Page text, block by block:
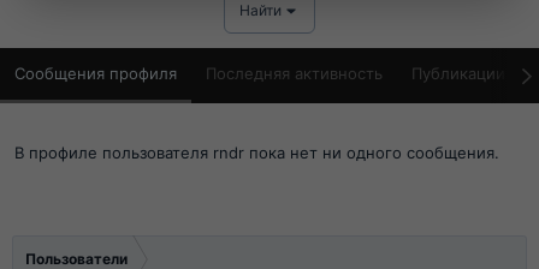
Найти
Сообщения профиля Последняя активность Публикации
В профиле пользователя rndr пока нет ни одного сообщения.
Пользователи